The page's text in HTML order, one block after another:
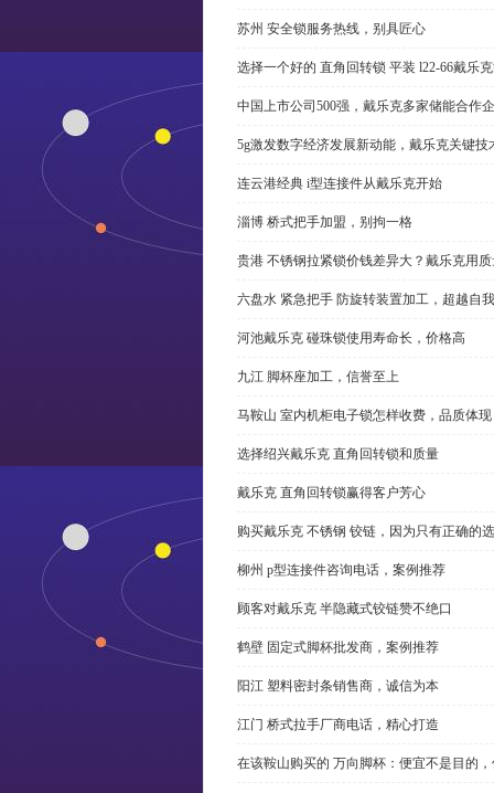
苏州 安全锁服务热线，别具匠心
选择一个好的 直角回转锁 平装 l22-66戴乐
中国上市公司500强，戴乐克多家储能合作
5g激发数字经济发展新动能，戴乐克关键技
连云港经典 i型连接件从戴乐克开始
淄博 桥式把手加盟，别拘一格
贵港 不锈钢拉紧锁价钱差异大？戴乐克用
六盘水 紧急把手 防旋转装置加工，超越自我
河池戴乐克 碰珠锁使用寿命长，价格高
九江 脚杯座加工，信誉至上
马鞍山 室内机柜电子锁怎样收费，品质体现
选择绍兴戴乐克 直角回转锁和质量
戴乐克 直角回转锁赢得客户芳心
购买戴乐克 不锈钢 铰链，因为只有正确的
柳州 p型连接件咨询电话，案例推荐
顾客对戴乐克 半隐藏式铰链赞不绝口
鹤壁 固定式脚杯批发商，案例推荐
阳江 塑料密封条销售商，诚信为本
江门 桥式拉手厂商电话，精心打造
在该鞍山购买的 万向脚杯：便宜不是目的